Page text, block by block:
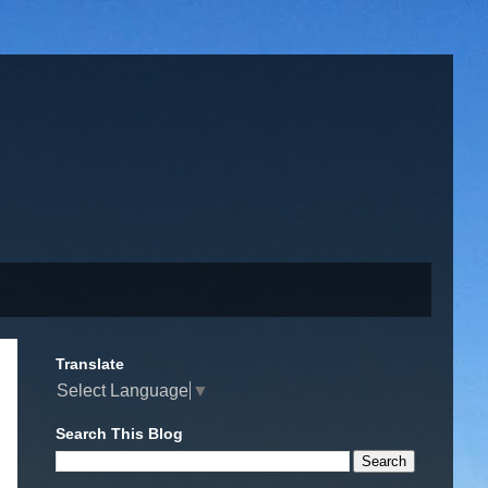
Translate
Select Language ▼
Search This Blog